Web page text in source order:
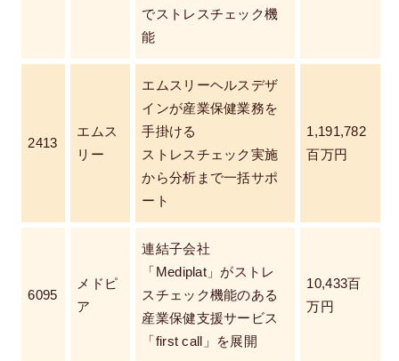
でストレスチェック機
能
2413
エムス
リー
エムスリーヘルスデザ
インが産業保健業務を
手掛ける
ストレスチェック実施
から分析まで一括サポ
ート
1,191,782
百万円
6095
メドピ
ア
連結子会社
「Mediplat」がストレ
スチェック機能のある
産業保健支援サービス
「first call」を展開
10,433百
万円